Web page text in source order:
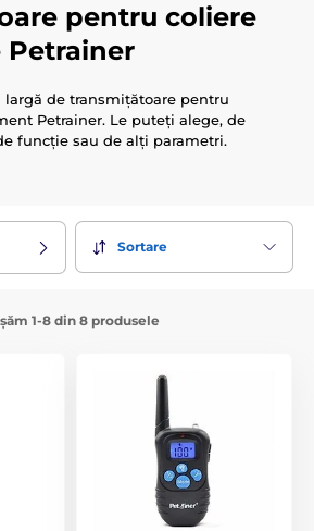
pentru coliere
de transmițătoare pentru
Petrainer. Le puteți alege, de
funcție sau de alți parametri.
Sortare
1-8 din 8 produsele